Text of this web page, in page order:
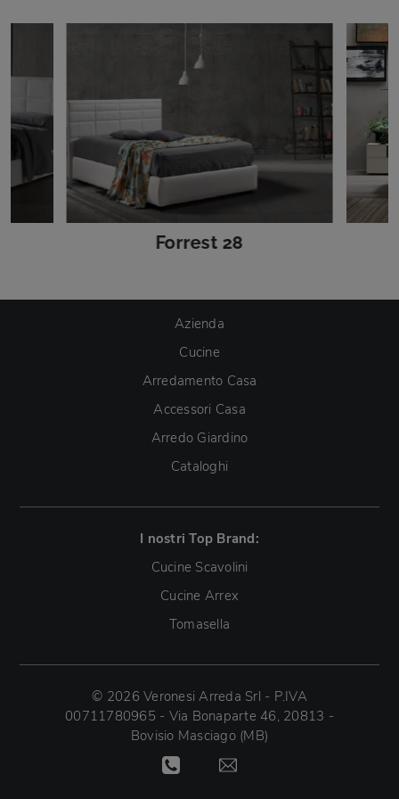
Forrest 28
Azienda
Cucine
Arredamento Casa
Accessori Casa
Arredo Giardino
Cataloghi
I nostri Top Brand:
Cucine Scavolini
Cucine Arrex
Tomasella
© 2026 Veronesi Arreda Srl - P.IVA
00711780965 - Via Bonaparte 46, 20813 -
Bovisio Masciago (MB)